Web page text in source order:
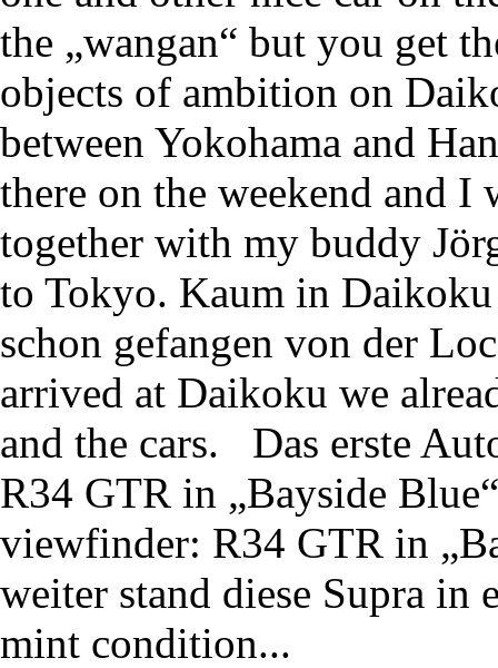
the „wangan“ but you get
objects of ambition on
between Yokohama and
there on the weekend and I
together with my buddy
to Tokyo. Kaum in
schon gefangen von der
arrived at Daikoku we
and the cars. Das erste
R34 GTR in „Bayside
viewfinder: R34 GTR in
weiter stand diese Supra in
mint condition...